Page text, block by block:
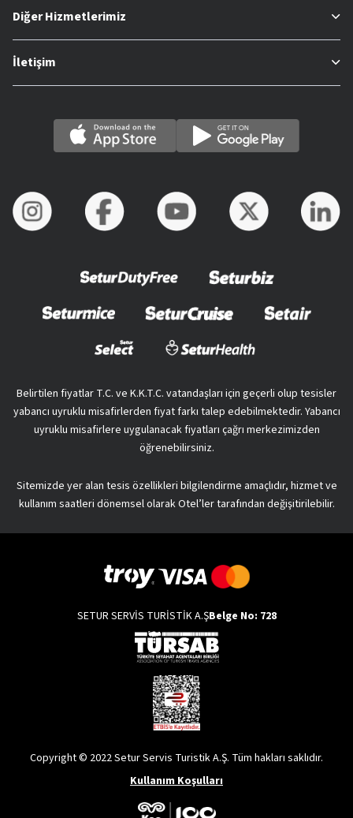
Diğer Hizmetlerimiz
İletişim
Belirtilen fiyatlar T.C. ve K.K.T.C. vatandaşları için geçerli olup tesisler
yabancı uyruklu misafirlerden fiyat farkı talep edebilmektedir. Yabancı
uyruklu misafirlere uygulanacak fiyatları çağrı merkezimizden
öğrenebilirsiniz.
Sitemizde yer alan tesis özellikleri bilgilendirme amaçlıdır, hizmet ve
kullanım saatleri dönemsel olarak Otel’ler tarafından değişitirilebilir.
SETUR SERVİS TURİSTİK A.ŞBelge No: 728
Copyright © 2022 Setur Servis Turistik A.Ş. Tüm hakları saklıdır.
Kullanım Koşulları